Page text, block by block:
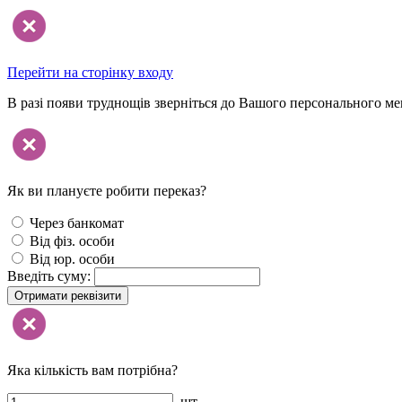
Перейти на сторінку входу
В разі появи труднощів зверніться до Вашого персонального
Як ви плануєте робити переказ?
Через банкомат
Від фіз. особи
Від юр. особи
Введіть суму:
Отримати реквізити
Яка кількість вам потрібна?